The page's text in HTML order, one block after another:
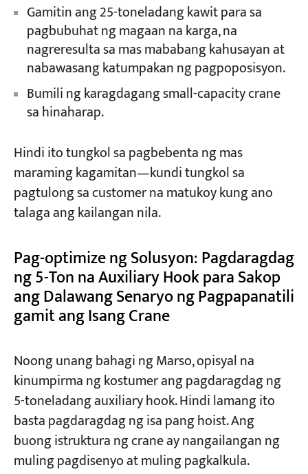
Gamitin ang 25-toneladang kawit para sa
pagbubuhat ng magaan na karga, na
nagreresulta sa mas mababang kahusayan at
nabawasang katumpakan ng pagpoposisyon.
Bumili ng karagdagang small-capacity crane
sa hinaharap.
Hindi ito tungkol sa pagbebenta ng mas
maraming kagamitan—kundi tungkol sa
pagtulong sa customer na matukoy kung ano
talaga ang kailangan nila.
Pag-optimize ng Solusyon: Pagdaragdag
ng 5-Ton na Auxiliary Hook para Sakop
ang Dalawang Senaryo ng Pagpapanatili
gamit ang Isang Crane
Noong unang bahagi ng Marso, opisyal na
kinumpirma ng kostumer ang pagdaragdag ng
5-toneladang auxiliary hook. Hindi lamang ito
basta pagdaragdag ng isa pang hoist. Ang
buong istruktura ng crane ay nangailangan ng
muling pagdisenyo at muling pagkalkula.